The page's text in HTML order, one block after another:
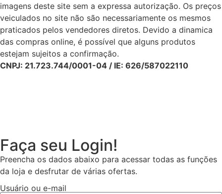
imagens deste site sem a expressa autorização. Os preços
veiculados no site não são necessariamente os mesmos
praticados pelos vendedores diretos. Devido a dinamica
das compras online, é possível que alguns produtos
estejam sujeitos a confirmação.
CNPJ: 21.723.744/0001-04 / IE: 626/587022110
Faça seu Login!
Preencha os dados abaixo para acessar todas as funções
da loja e desfrutar de várias ofertas.
Usuário ou e-mail